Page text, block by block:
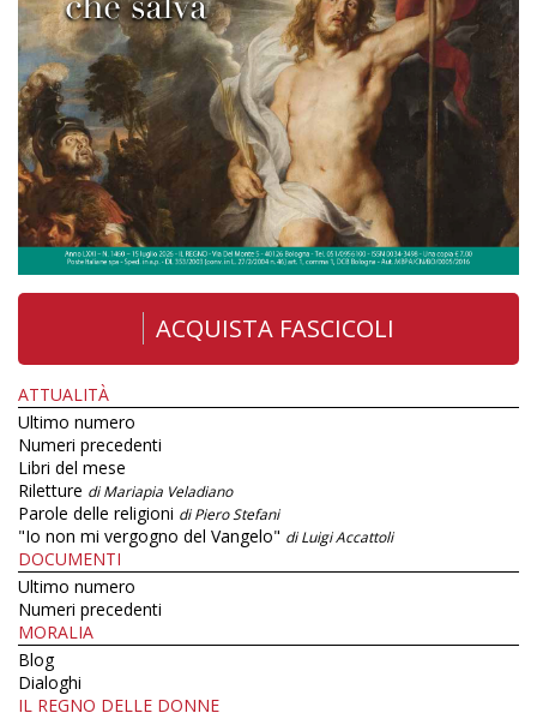
ACQUISTA FASCICOLI
ATTUALITÀ
Ultimo numero
Numeri precedenti
Libri del mese
Riletture di Mariapia Veladiano
Parole delle religioni di Piero Stefani
"Io non mi vergogno del Vangelo" di Luigi Accattoli
DOCUMENTI
Ultimo numero
Numeri precedenti
MORALIA
Blog
Dialoghi
IL REGNO DELLE DONNE